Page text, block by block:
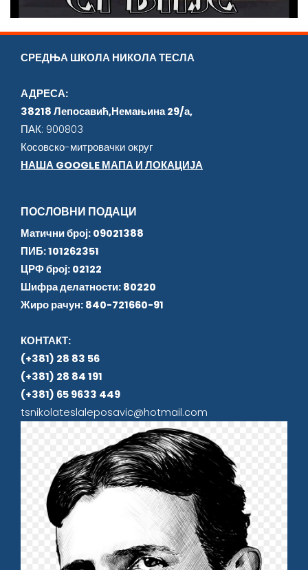
СРЕДЊА ШКОЛА НИКОЛА ТЕСЛА
АДРЕСА:
38218 Лепосавић,Немањина 29/а,
ПАК: 900803
Косовско-митровачки округ
НАША GOOGLE МАПА И ЛОКАЦИЈА
ПОСЛОВНИ ПОДАЦИ
Матични број: 09021388
ПИБ: 101262351
ЦРФ број: 02122
Шифра делатности: 80220
Жиро рачун: 840-721660-91
КОНТАКТ:
(+381) 28 83 56
(+381) 28 84 191
(+381) 65 9633 449
tsnikolateslaleposavic@hotmail.com